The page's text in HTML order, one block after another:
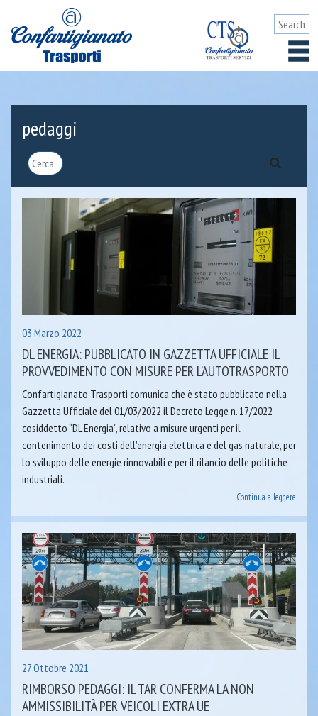
pedaggi
03 Marzo 2022
DL ENERGIA: PUBBLICATO IN GAZZETTA UFFICIALE IL
PROVVEDIMENTO CON MISURE PER L’AUTOTRASPORTO
Confartigianato Trasporti comunica che è stato pubblicato nella
Gazzetta Ufficiale del 01/03/2022 il Decreto Legge n. 17/2022
cosiddetto “DL Energia”, relativo a misure urgenti per il
contenimento dei costi dell’energia elettrica e del gas naturale, per
lo sviluppo delle energie rinnovabili e per il rilancio delle politiche
industriali.
Continua a leggere
27 Ottobre 2021
RIMBORSO PEDAGGI: IL TAR CONFERMA LA NON
AMMISSIBILITÀ PER VEICOLI EXTRA UE